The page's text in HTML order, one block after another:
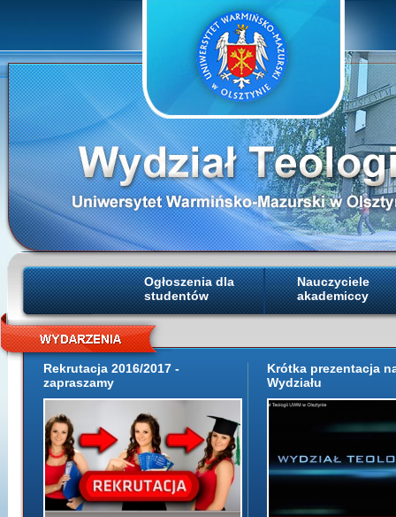
Ogłoszenia dla
studentów
Nauczyciele
akademiccy
Rekrutacja 2016/2017 -
zapraszamy
Krótka prezentacja
Wydziału